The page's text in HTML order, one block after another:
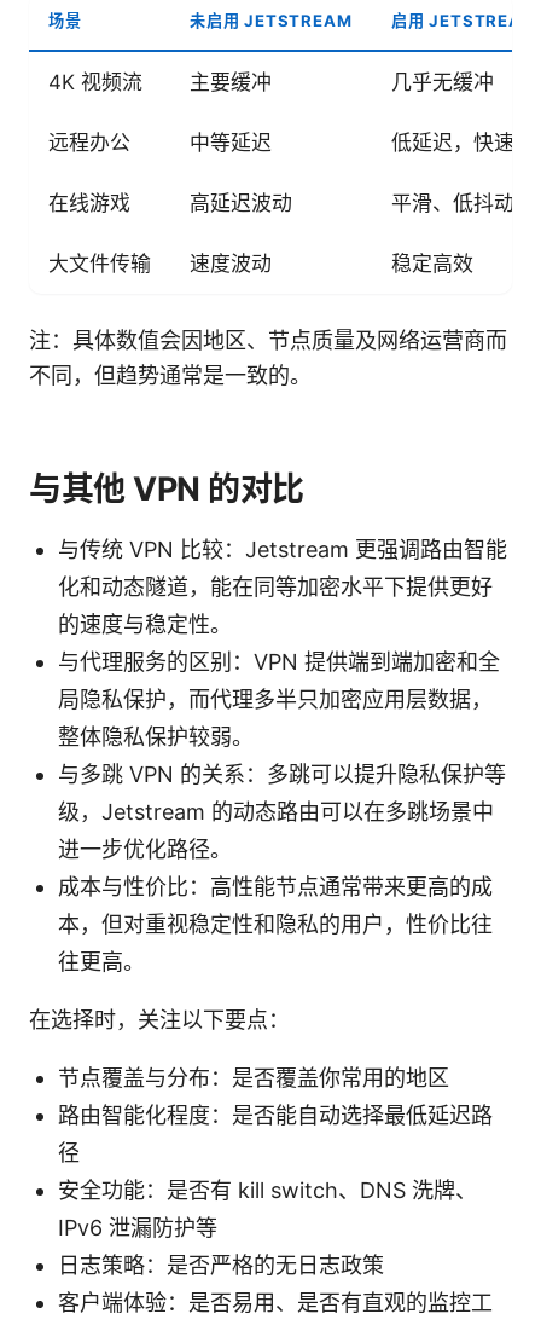
场景 未启用 JETSTREAM 启用 JETSTREAM
4K 视频流 主要缓冲 几乎无缓冲
远程办公 中等延迟 低延迟，快速响
在线游戏 高延迟波动 平滑、低抖动
大文件传输 速度波动 稳定高效
注：具体数值会因地区、节点质量及网络运营商而
不同，但趋势通常是一致的。
与其他 VPN 的对比
与传统 VPN 比较：Jetstream 更强调路由智能
化和动态隧道，能在同等加密水平下提供更好
的速度与稳定性。
与代理服务的区别：VPN 提供端到端加密和全
局隐私保护，而代理多半只加密应用层数据，
整体隐私保护较弱。
与多跳 VPN 的关系：多跳可以提升隐私保护等
级，Jetstream 的动态路由可以在多跳场景中
进一步优化路径。
成本与性价比：高性能节点通常带来更高的成
本，但对重视稳定性和隐私的用户，性价比往
往更高。
在选择时，关注以下要点：
节点覆盖与分布：是否覆盖你常用的地区
路由智能化程度：是否能自动选择最低延迟路
径
安全功能：是否有 kill switch、DNS 洗牌、
IPv6 泄漏防护等
日志策略：是否严格的无日志政策
客户端体验：是否易用、是否有直观的监控工